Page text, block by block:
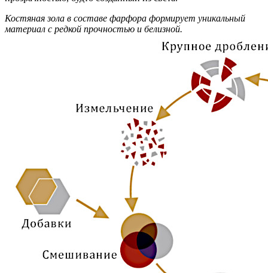
Костяная зола в составе фарфора формирует уникальный
материал с редкой прочностью и белизной.